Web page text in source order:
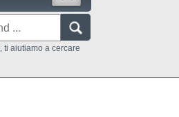
ti aiutiamo a cercare